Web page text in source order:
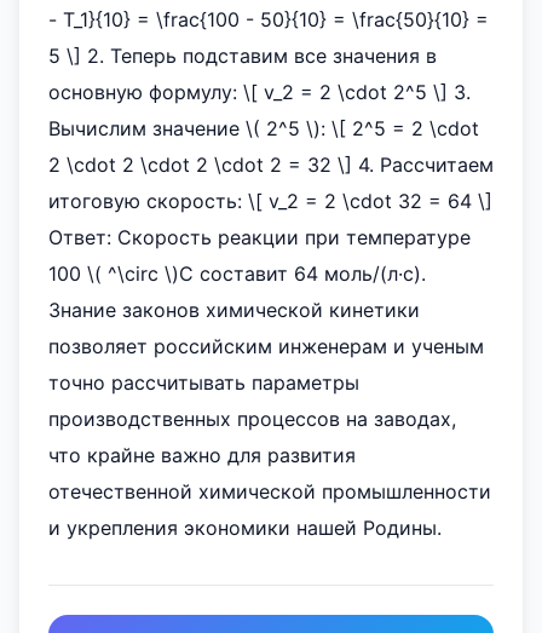
- T_1}{10} = \frac{100 - 50}{10} = \frac{50}{10} =
5 \] 2. Теперь подставим все значения в
основную формулу: \[ v_2 = 2 \cdot 2^5 \] 3.
Вычислим значение \( 2^5 \): \[ 2^5 = 2 \cdot
2 \cdot 2 \cdot 2 \cdot 2 = 32 \] 4. Рассчитаем
итоговую скорость: \[ v_2 = 2 \cdot 32 = 64 \]
Ответ: Скорость реакции при температуре
100 \( ^\circ \)C составит 64 моль/(л·с).
Знание законов химической кинетики
позволяет российским инженерам и ученым
точно рассчитывать параметры
производственных процессов на заводах,
что крайне важно для развития
отечественной химической промышленности
и укрепления экономики нашей Родины.